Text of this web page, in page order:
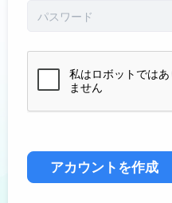
アカウントを作成